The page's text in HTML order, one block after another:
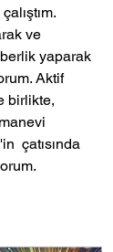
ve
yaparak
Aktif
birlikte,
çatısında